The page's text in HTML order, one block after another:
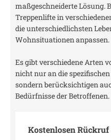
maßgeschneiderte Lösung.
Treppenlifte in
die unterschiedlichsten
Wohnsituationen anpassen.
Es gibt verschiedene Arten
nicht nur an die
sondern berücksichtigen
Bedürfnisse der Betroffenen.
Kostenlosen